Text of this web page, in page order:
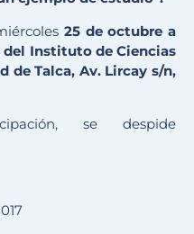
25 de octubre a
del Instituto de Ciencias
de Talca, Av. Lircay s/n,
se despide